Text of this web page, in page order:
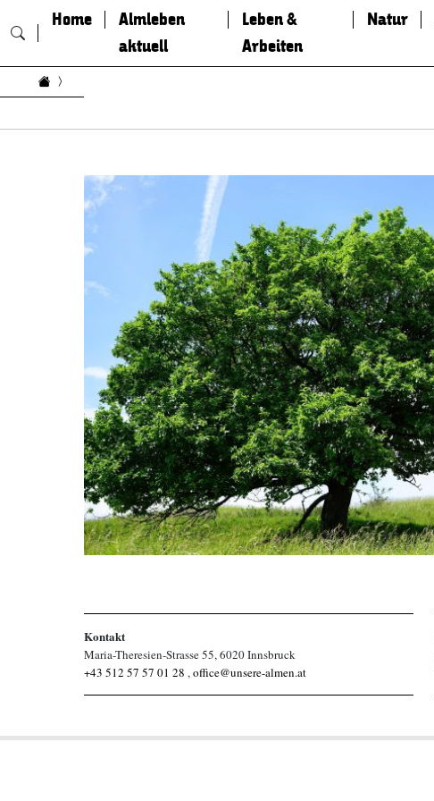
Zum Inhalt springen
Home
Almleben
aktuell
Leben &
Arbeiten
Natur
Kontakt
Maria-Theresien-Strasse 55, 6020 Innsbruck
+43 512 57 57 01 28 , office@unsere-almen.at